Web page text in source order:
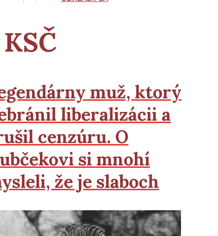
KSČ
muž, ktorý
liberalizácii a
cenzúru. O
si mnohí
že je slaboch